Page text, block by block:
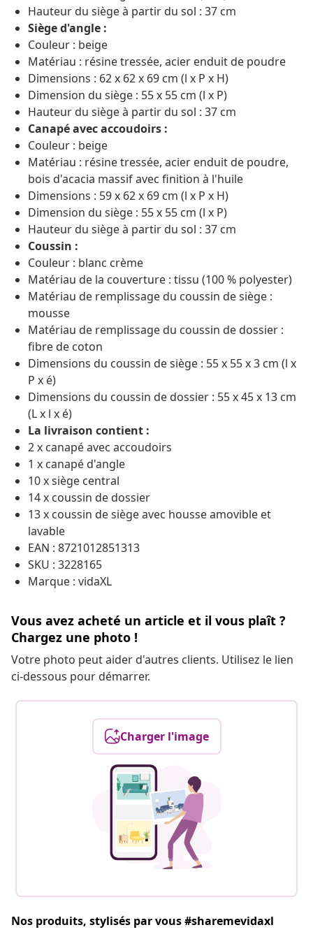
Hauteur du siège à partir du sol : 37 cm
Siège d'angle :
Couleur : beige
Matériau : résine tressée, acier enduit de poudre
Dimensions : 62 x 62 x 69 cm (l x P x H)
Dimension du siège : 55 x 55 cm (l x P)
Hauteur du siège à partir du sol : 37 cm
Canapé avec accoudoirs :
Couleur : beige
Matériau : résine tressée, acier enduit de poudre,
bois d'acacia massif avec finition à l'huile
Dimensions : 59 x 62 x 69 cm (l x P x H)
Dimension du siège : 55 x 55 cm (l x P)
Hauteur du siège à partir du sol : 37 cm
Coussin :
Couleur : blanc crème
Matériau de la couverture : tissu (100 % polyester)
Matériau de remplissage du coussin de siège :
mousse
Matériau de remplissage du coussin de dossier :
fibre de coton
Dimensions du coussin de siège : 55 x 55 x 3 cm (l x
P x é)
Dimensions du coussin de dossier : 55 x 45 x 13 cm
(L x l x é)
La livraison contient :
2 x canapé avec accoudoirs
1 x canapé d'angle
10 x siège central
14 x coussin de dossier
13 x coussin de siège avec housse amovible et
lavable
EAN : 8721012851313
SKU : 3228165
Marque : vidaXL
Vous avez acheté un article et il vous plaît ?
Chargez une photo !
Votre photo peut aider d'autres clients. Utilisez le lien
ci-dessous pour démarrer.
Charger l'image
Nos produits, stylisés par vous #sharemevidaxl